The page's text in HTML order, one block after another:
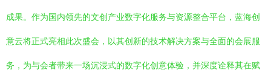
成果。作为国内领先的文创产业数字化服务与资源整合平台，蓝海创
意云将正式亮相此次盛会，以其创新的技术解决方案与全面的会展服
务，为与会者带来一场沉浸式的数字化创意体验，并深度诠释其在赋